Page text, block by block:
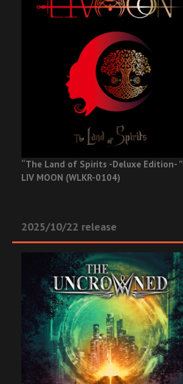
“The Land of Spirits -Deluxe Edition- ”
LIV MOON (WLKR-0104)
2025/10/22 release